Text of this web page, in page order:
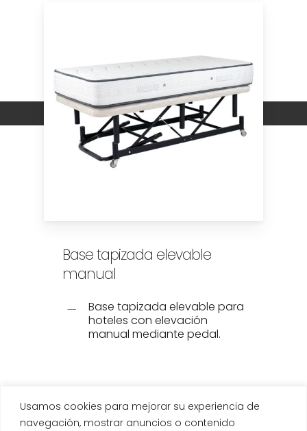
Usamos cookies para mejorar su experiencia de
navegación, mostrar anuncios o contenido
Base tapizada elevable
manual
Base tapizada elevable para
hoteles con elevación
manual mediante pedal.